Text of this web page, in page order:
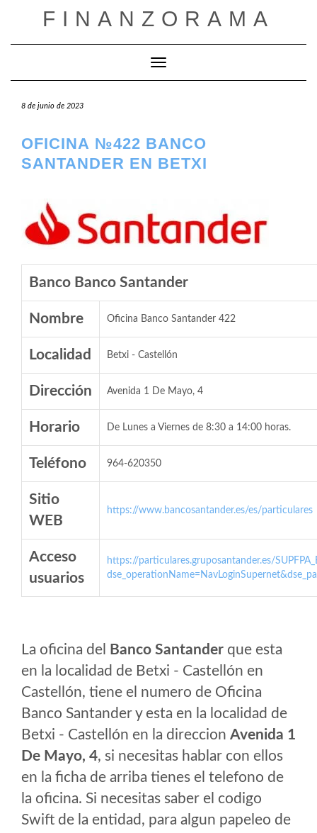
FINANZORAMA
Cambiar modo de navegación
8 de junio de 2023
OFICINA №422 BANCO
SANTANDER EN BETXI
Banco Banco Santander
Nombre Oficina Banco Santander 422
Localidad Betxi - Castellón
Dirección Avenida 1 De Mayo, 4
Horario De Lunes a Viernes de 8:30 a 14:00 horas.
Teléfono 964-620350
Sitio
WEB
https://www.bancosantander.es/es/particulares
Acceso
usuarios
https://particulares.gruposantander.es/
La oficina del Banco Santander que esta
en la localidad de Betxi - Castellón en
Castellón, tiene el numero de Oficina
Banco Santander y esta en la localidad de
Betxi - Castellón en la direccion Avenida 1
De Mayo, 4, si necesitas hablar con ellos
en la ficha de arriba tienes el telefono de
la oficina. Si necesitas saber el codigo
Swift de la entidad, para algun papeleo de